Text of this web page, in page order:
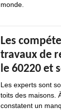
monde.
Les
travaux de
le 60220 et
Les experts sont
toits des maisons.
constatent un